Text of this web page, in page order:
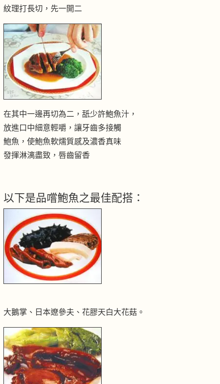
紋理打長切，先一開二
在其中一邊再切為二，舐少許鮑魚汁，
放進口中細意輕嚼，讓牙齒多接觸
鮑魚，使鮑魚軟燸質感及濃香真味
發揮淋漓盡致，唇齒留香
以下是品嚐鮑魚之最佳配搭：
大鵝掌、日本遼參夫、花膠天白大花菇。